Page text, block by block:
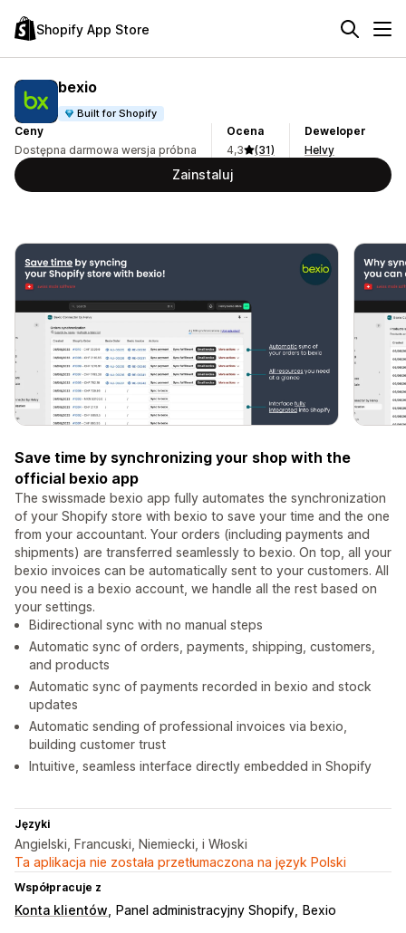
Shopify App Store
bexio
Built for Shopify
Ceny
Dostępna darmowa wersja próbna
Ocena
4,3
(31)
Deweloper
Helvy
Zainstaluj
Save time by synchronizing your shop with the
official bexio app
The swissmade bexio app fully automates the synchronization
of your Shopify store with bexio to save your time and the one
from your accountant. Your orders (including payments and
shipments) are transferred seamlessly to bexio. On top, all your
bexio invoices can be automatically sent to your customers. All
you need is a bexio account, we handle all the rest based on
your settings.
Bidirectional sync with no manual steps
Automatic sync of orders, payments, shipping, customers,
and products
Automatic sync of payments recorded in bexio and stock
updates
Automatic sending of professional invoices via bexio,
building customer trust
Intuitive, seamless interface directly embedded in Shopify
Języki
Angielski, Francuski, Niemiecki, i Włoski
Ta aplikacja nie została przetłumaczona na język Polski
Współpracuje z
Konta klientów Panel administracyjny Shopify Bexio